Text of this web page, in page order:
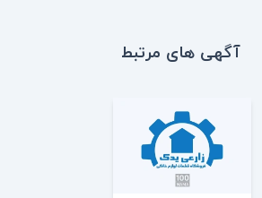
آگهی های مرتبط